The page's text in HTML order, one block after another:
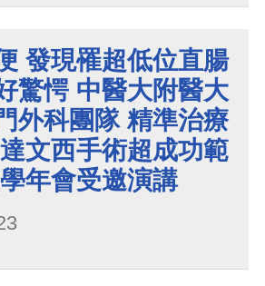
發現罹超低位直腸
驚愕 中醫大附醫大
外科團隊 精準治療
文西手術超成功範
年會受邀演講